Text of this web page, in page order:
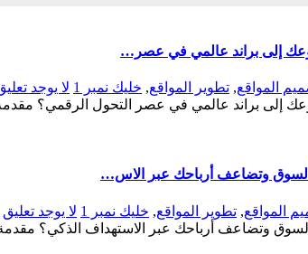
إلى براند عالمي في عصر…
المواقع, تطوير المواقع, خليك نمبر 1 لا يوجد
إلى براند عالمي في عصر التحول الرقمي؟
وتضاعف أرباحك عبر الاس…
المواقع, تطوير المواقع, خليك نمبر 1 لا يوجد تعليق
وتضاعف أرباحك عبر الاستهداف الذكي؟